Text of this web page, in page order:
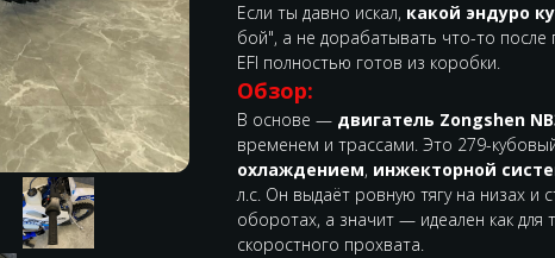
Если ты давно искал, какой эндуро
бой", а не дорабатывать что-то после
EFI полностью готов из коробки.
Обзор:
В основе — двигатель Zongshen
временем и трассами. Это 279-
охлаждением, инжекторной
л.с. Он выдаёт ровную тягу на низах и
оборотах, а значит — идеален как для
скоростного прохвата.